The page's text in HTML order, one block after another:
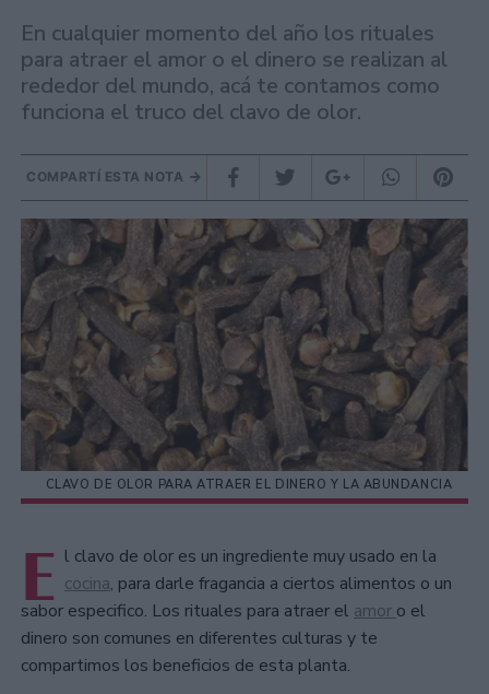
En cualquier momento del año los rituales
para atraer el amor o el dinero se realizan al
rededor del mundo, acá te contamos como
funciona el truco del clavo de olor.
COMPARTÍ ESTA NOTA
CLAVO DE OLOR PARA ATRAER EL DINERO Y LA ABUNDANCIA
E l clavo de olor es un ingrediente muy usado en la
cocina, para darle fragancia a ciertos alimentos o un
sabor especifico. Los rituales para atraer el amor o el
dinero son comunes en diferentes culturas y te
compartimos los beneficios de esta planta.